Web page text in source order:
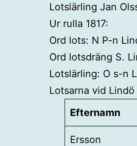
Lotslärling Jan
Ur rulla 1817:
Ord lots: N P-n
Ord lotsdräng S.
Lotslärling: O s-n
Lotsarna vid Lindö
Efternamn
Ersson